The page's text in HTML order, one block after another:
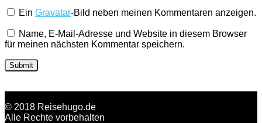
EinGravatar-Bild neben meinen Kommentaren anzeigen.
Name, E-Mail-Adresse und Website in diesem Browser
für meinen nächsten Kommentar speichern.
© 2018 Reisehugo.de
Alle Rechte vorbehalten